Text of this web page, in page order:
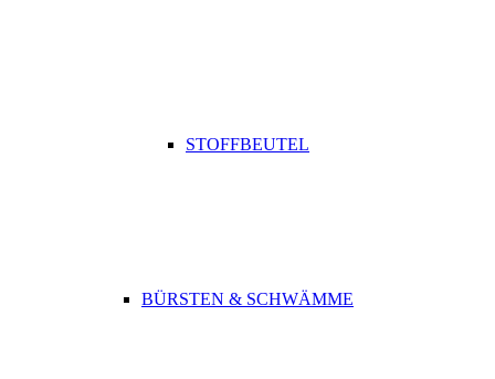
STOFFBEUTEL
BÜRSTEN & SCHWÄMME